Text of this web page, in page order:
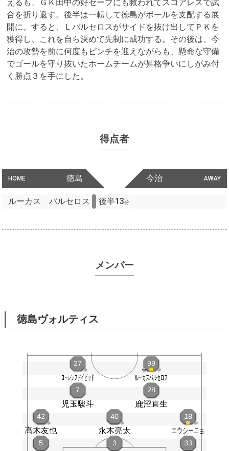
えるも、ＧＫ田中の好セーブにも救われてスコアレスで試
合を折り返す。後半は一転して徳島がボールを支配する展
開に。すると、Ｌバルセロスがサイドを抜け出してＰＫを
獲得し、これを自ら決めて先制に成功する。その後は、今
治の攻勢を前に何度もピンチを迎えながらも、懸命な守備
でゴールを守り抜いたホームチームが昇格争いにしがみ付
く勝点３を手にした。
得点者
HOME 徳島 AWAY
今治
ルーカス バルセロス 後半13分
メンバー
徳島ヴォルティス